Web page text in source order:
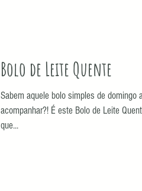
Bolo de Leite Quente
Sabem aquele bolo simples de domingo
acompanhar?! É este Bolo de Leite
que...